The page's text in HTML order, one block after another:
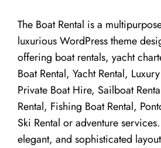
The Boat Rental is a
luxurious WordPress theme
offering boat rentals, yacht
Boat Rental, Yacht Rental,
Private Boat Hire, Sailboat
Rental, Fishing Boat Rental,
Ski Rental or adventure
elegant, and sophisticated